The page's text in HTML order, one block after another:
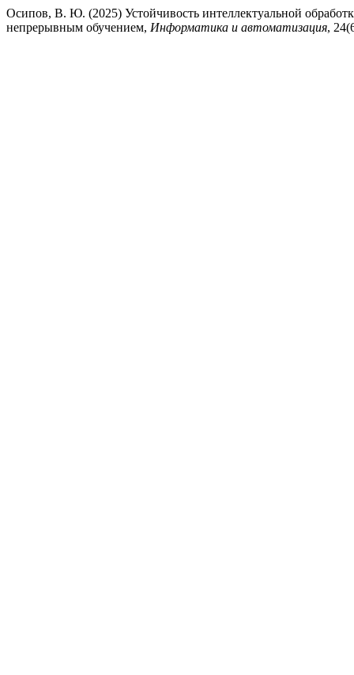
Осипов, В. Ю. (2025) Устойчивость интеллектуальной
непрерывным обучением, Информатика и автоматизация,